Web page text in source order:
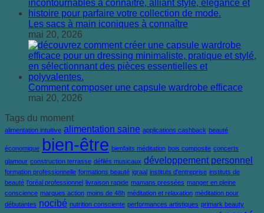
Les sacs à main iconiques à connaître
mai 20, 2026
Comment composer une capsule wardrobe efficace
mai 20, 2026
Tags du moment
alimentation intuitive alimentation saine applications cashback beauté
économique bien-être bienfaits méditation bois composite concerts
glamour construction terrasse défilés musicaux développement personnel
formation professionnelle formations beauté igraal instituts d'entreprise instituts de
beauté l'oréal professionnel livraison rapide mamans pressées manger en pleine
conscience marques action moins de 48h méditation et relaxation méditation pour
débutantes nocibé nutrition consciente performances artistiques primark beauty